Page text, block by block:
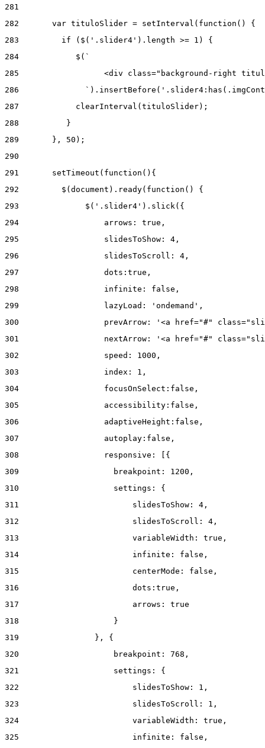
281
282
       var tituloSlider = setInterval(function() {
283
         if ($('.slider4').length >= 1) {
284
            $(`
285
<div class="background-right
286
287
            clearInterval(tituloSlider);
288
          }
289
       }, 50);
290
291
       setTimeout(function(){
292
         $(document).ready(function() {
293
              $('.slider4').slick({
294
                  arrows: true,
295
                  slidesToShow: 4,
296
                  slidesToScroll: 4,
297
                  dots:true,
298
                  infinite: false,
299
                  lazyLoad: 'ondemand',
300
prevArrow: '<a href="#"
301
nextArrow: '<a href="#"
302
                  speed: 1000,
303
                  index: 1,
304
                  focusOnSelect:false,
305
                  accessibility:false,
306
                  adaptiveHeight:false,
307
                  autoplay:false,
308
                  responsive: [{
309
                    breakpoint: 1200,
310
                    settings: {
311
                        slidesToShow: 4,
312
                        slidesToScroll: 4,
313
                        variableWidth: true,
314
                        infinite: false,
315
                        centerMode: false,
316
                        dots:true,
317
                        arrows: true
318
                    }
319
                }, {
320
                    breakpoint: 768,
321
                    settings: {
322
                        slidesToShow: 1,
323
                        slidesToScroll: 1,
324
                        variableWidth: true,
325
                        infinite: false,